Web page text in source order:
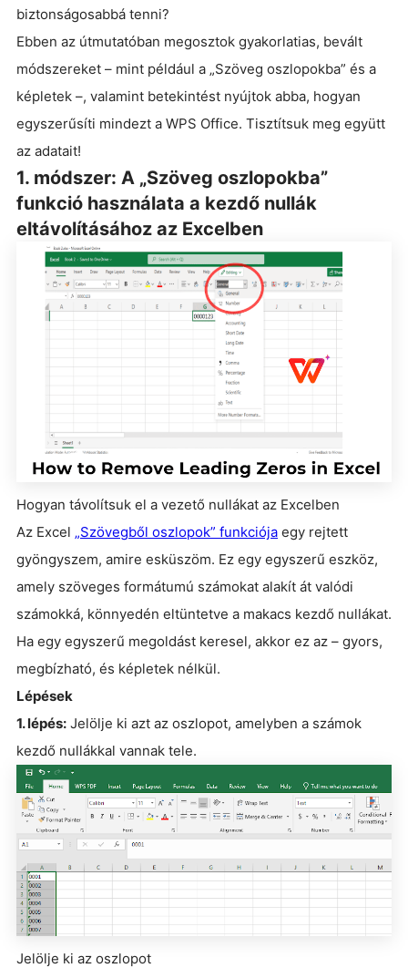
biztonságosabbá tenni?
Ebben az útmutatóban megosztok gyakorlatias, bevált
módszereket – mint például a „Szöveg oszlopokba” és a
képletek –, valamint betekintést nyújtok abba, hogyan
egyszerűsíti mindezt a WPS Office. Tisztítsuk meg együtt
az adatait!
1. módszer: A „Szöveg oszlopokba”
funkció használata a kezdő nullák
eltávolításához az Excelben
Hogyan távolítsuk el a vezető nullákat az Excelben
Az Excel „Szövegből oszlopok” funkciója egy rejtett
gyöngyszem, amire esküszöm. Ez egy egyszerű eszköz,
amely szöveges formátumú számokat alakít át valódi
számokká, könnyedén eltüntetve a makacs kezdő nullákat.
Ha egy egyszerű megoldást keresel, akkor ez az – gyors,
megbízható, és képletek nélkül.
Lépések
1. lépés: Jelölje ki azt az oszlopot, amelyben a számok
kezdő nullákkal vannak tele.
Jelölje ki az oszlopot